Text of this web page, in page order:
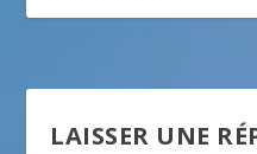
LAISSER UNE